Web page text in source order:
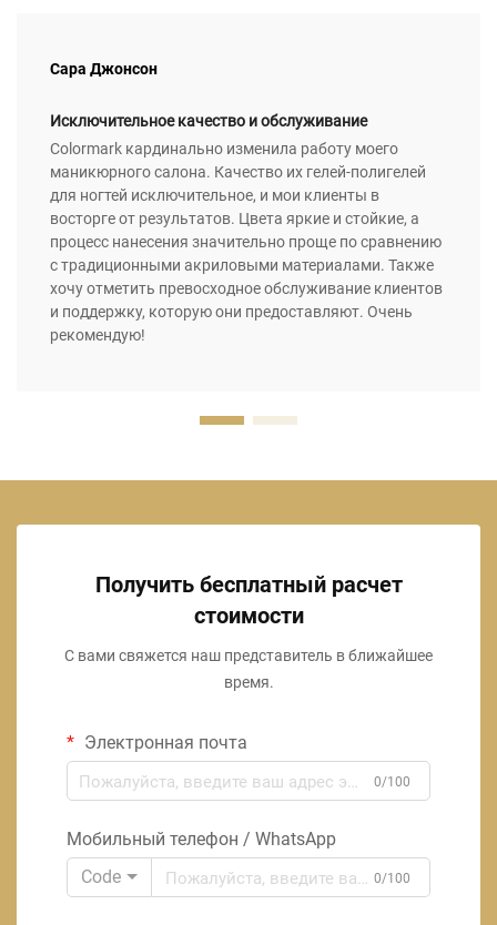
Сара Джонсон
Исключительное качество и обслуживание
Colormark кардинально изменила работу моего
маникюрного салона. Качество их гелей-полигелей
для ногтей исключительное, и мои клиенты в
восторге от результатов. Цвета яркие и стойкие, а
процесс нанесения значительно проще по сравнению
с традиционными акриловыми материалами. Также
хочу отметить превосходное обслуживание клиентов
и поддержку, которую они предоставляют. Очень
рекомендую!
Получить бесплатный расчет
стоимости
С вами свяжется наш представитель в ближайшее
время.
Электронная почта
0/100
Мобильный телефон / WhatsApp
Code
0/100